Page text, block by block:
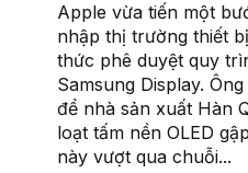
Apple vừa tiến một
nhập thị trường thiết
thức phê duyệt quy
Samsung Display.
để nhà sản xuất Hàn
loạt tấm nền OLED
này vượt qua chuỗi...